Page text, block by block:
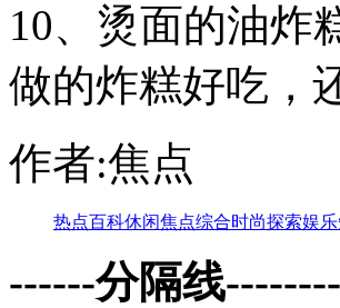
10、烫面的油炸
做的炸糕好吃，
作者:焦点
热点百科休闲焦点综合时尚探索娱乐
------分隔线